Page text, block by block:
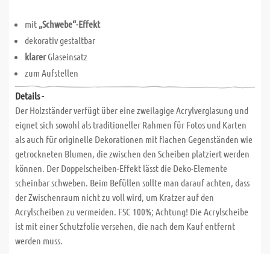
mit „Schwebe“-Effekt
dekorativ gestaltbar
klarerGlaseinsatz
zum Aufstellen
Details -
Der Holzständer verfügt über eine zweilagige Acrylverglasung und
eignet sich sowohl als traditioneller Rahmen für Fotos und Karten
als auch für originelle Dekorationen mit flachen Gegenständen wie
getrockneten Blumen, die zwischen den Scheiben platziert werden
können. Der Doppelscheiben-Effekt lässt die Deko-Elemente
scheinbar schweben. Beim Befüllen sollte man darauf achten, dass
der Zwischenraum nicht zu voll wird, um Kratzer auf den
Acrylscheiben zu vermeiden. FSC 100%; Achtung! Die Acrylscheibe
ist mit einer Schutzfolie versehen, die nach dem Kauf entfernt
werden muss.